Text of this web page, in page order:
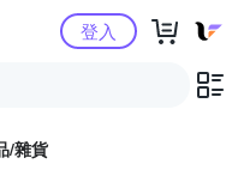
購物中心登入
/雜貨